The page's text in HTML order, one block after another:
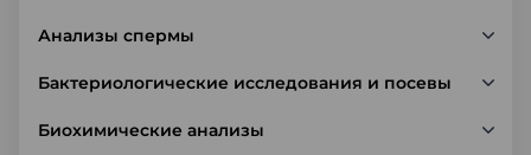
Анализы спермы
Бактериологические исследования и посевы
Биохимические анализы